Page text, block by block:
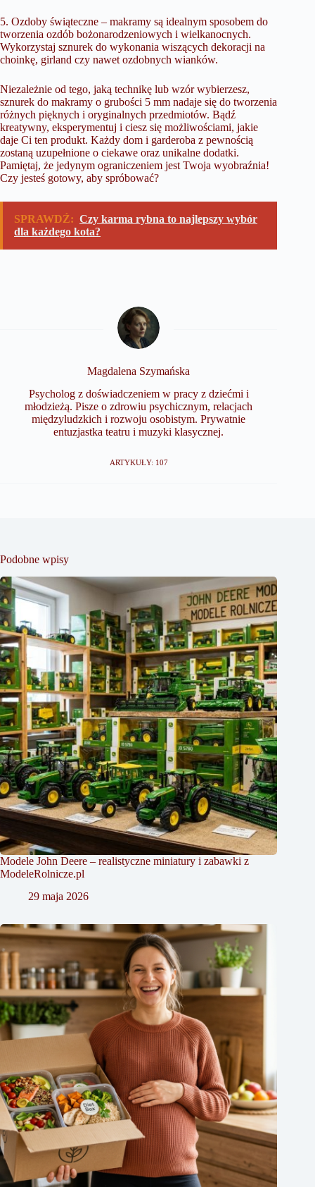
5. Ozdoby świąteczne – makramy są idealnym sposobem do
tworzenia ozdób bożonarodzeniowych i wielkanocnych.
Wykorzystaj sznurek do wykonania wiszących dekoracji na
choinkę, girland czy nawet ozdobnych wianków.
Niezależnie od tego, jaką technikę lub wzór wybierzesz,
sznurek do makramy o grubości 5 mm nadaje się do tworzenia
różnych pięknych i oryginalnych przedmiotów. Bądź
kreatywny, eksperymentuj i ciesz się możliwościami, jakie
daje Ci ten produkt. Każdy dom i garderoba z pewnością
zostaną uzupełnione o ciekawe oraz unikalne dodatki.
Pamiętaj, że jedynym ograniczeniem jest Twoja wyobraźnia!
Czy jesteś gotowy, aby spróbować?
SPRAWDŹ: Czy karma rybna to najlepszy wybór
dla każdego kota?
Magdalena Szymańska
Psycholog z doświadczeniem w pracy z dziećmi i
młodzieżą. Pisze o zdrowiu psychicznym, relacjach
międzyludzkich i rozwoju osobistym. Prywatnie
entuzjastka teatru i muzyki klasycznej.
ARTYKUŁY: 107
Podobne wpisy
Modele John Deere – realistyczne miniatury i zabawki z
ModeleRolnicze.pl
29 maja 2026